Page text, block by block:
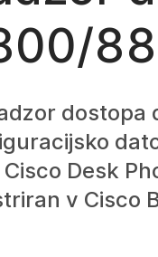
dostopa
Cisco Desk
v Cisco